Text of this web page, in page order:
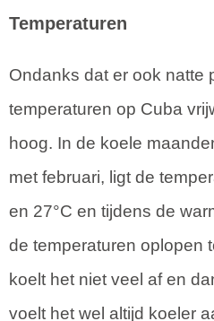
Temperaturen
Ondanks dat er ook natte
temperaturen op Cuba
hoog. In de koele
met februari, ligt de
en 27°C en tijdens de
de temperaturen oplopen
koelt het niet veel af en
voelt het wel altijd koeler